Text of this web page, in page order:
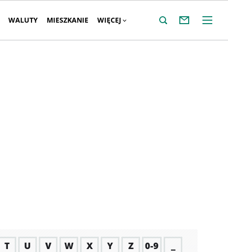
WALUTY MIESZKANIE WIĘCEJ
T U V W X Y Z 0-9